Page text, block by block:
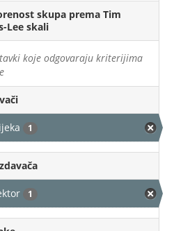
skupa prema Tim
Lee skali
koje odgovaraju kriterijima
1
1